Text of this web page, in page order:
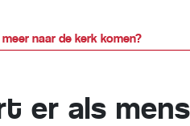
naar de kerk komen?
er als